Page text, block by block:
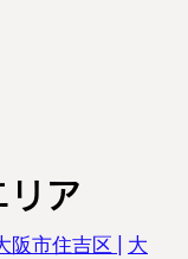
リア
阪市住吉区 |
大